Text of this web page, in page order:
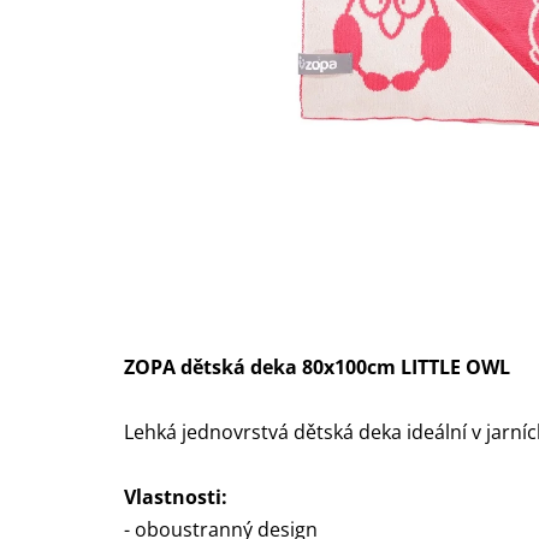
ZOPA dětská deka 80x100cm LITTLE OWL
Lehká jednovrstvá dětská deka ideální v
Vlastnosti:
- oboustranný design